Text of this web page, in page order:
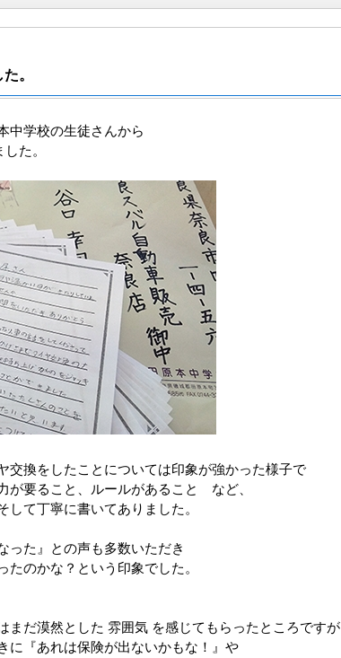
。
中学校の生徒さんから
た。
交換をしたことについては印象が強かった様子で
要ること、ルールがあること など、
て丁寧に書いてありました。
った』との声も多数いただき
のかな？という印象でした。
まだ漠然とした 雰囲気 を感じてもらったところですが
に『あれは保険が出ないかもな！』や